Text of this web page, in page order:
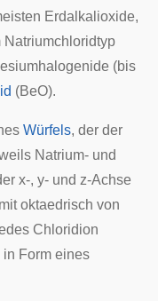
Erdalkalioxide,
Natriumchloridtyp
(bis
(BeO).
Würfels, der der
Natrium- und
x-, y- und z-Achse
oktaedrisch von
Chloridion
Form eines